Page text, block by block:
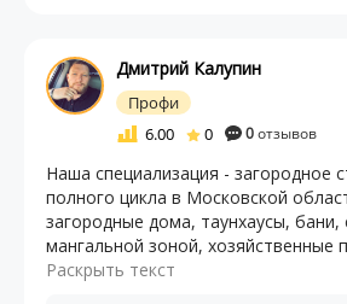
Дмитрий Калупин
Профи
6.00
0 0отзывов
Наша специализация - загородное
полного цикла в Московской
загородные дома, таунхаусы, бани,
мангальной зоной, хозяйственные
Раскрыть текст